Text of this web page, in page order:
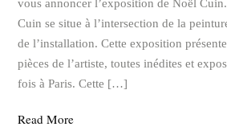
Cuin se situe à l’intersection de la
de l’installation. Cette exposition
pièces de l’artiste, toutes inédites et
fois à Paris. Cette […]
Read More